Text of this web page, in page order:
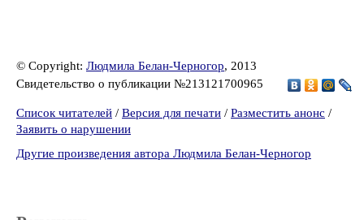
© Copyright: Людмила Белан-Черногор, 2013
Свидетельство о публикации №213121700965
Список читателей / Версия для печати / Разместить анонс /
Заявить о нарушении
Другие произведения автора Людмила Белан-Черногор